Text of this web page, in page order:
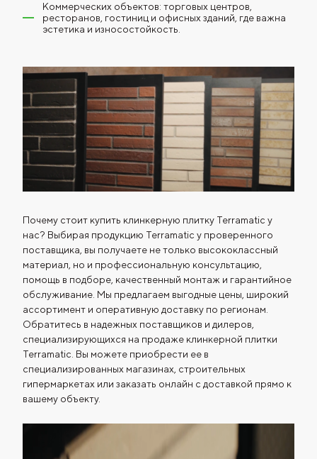
Коммерческих объектов: торговых центров,
ресторанов, гостиниц и офисных зданий, где важна
эстетика и износостойкость.
Почему стоит купить клинкерную плитку Terramatic у
нас? Выбирая продукцию Terramatic у проверенного
поставщика, вы получаете не только высококлассный
материал, но и профессиональную консультацию,
помощь в подборе, качественный монтаж и гарантийное
обслуживание. Мы предлагаем выгодные цены, широкий
ассортимент и оперативную доставку по регионам.
Обратитесь в надежных поставщиков и дилеров,
специализирующихся на продаже клинкерной плитки
Terramatic. Вы можете приобрести ее в
специализированных магазинах, строительных
гипермаркетах или заказать онлайн с доставкой прямо к
вашему объекту.